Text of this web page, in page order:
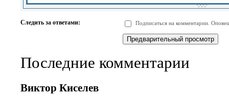
-
-
-
-
-
-
-
Следить за ответами: Подписаться на комментарии.
Последние комментарии
Виктор Киселев